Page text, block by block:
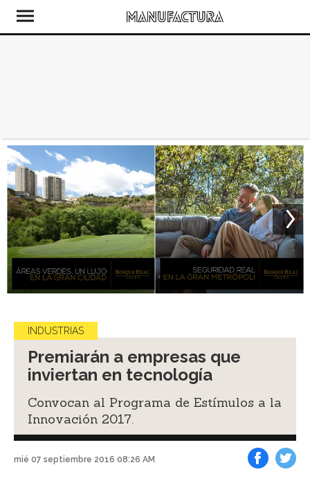
INDUSTRIAS
Premiarán a empresas que
inviertan en tecnología
Convocan al Programa de Estímulos a la
Innovación 2017.
mié 07 septiembre 2016 08:26 AM